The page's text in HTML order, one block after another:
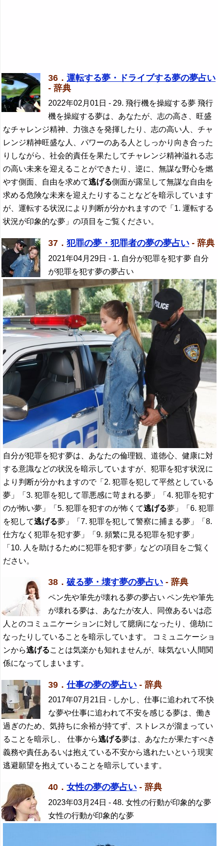
36． 運転する夢・ドライブする夢の夢占い
- 辞典
2022年02月01日 - 29. 飛行機を操縦する夢 飛行
機を操縦する夢は、あなたが、志の高さ、旺盛
なチャレンジ精神、力強さを発揮したり、志の高い人、チャ
レンジ精神旺盛な人、パワーのある人としっかり向き合った
りしながら、社会的責任を果たしてチャレンジ精神溢れる志
の高い未来を迎えることができたり、逆に、無謀な野心を燃
やす側面、自由を求めて逃げる側面が露呈して無謀な自由を
求める危険な未来を迎えたりすることなどを暗示しています
が、運転する状況により判断が分かれますので「1. 運転する
状況が印象的な夢」の項目をご覧ください。
37． 犯罪の夢・犯罪者の夢の夢占い - 辞典
2021年04月29日 - 1. 自分が犯罪を犯す夢 自分
が犯罪を犯す夢の夢占い
自分が犯罪を犯す夢は、あなたの倫理観、道徳心、健康に対
する意識などの状況を暗示していますが、犯罪を犯す状況に
より判断が分かれますので「2. 犯罪を犯して平然としている
夢」「3. 犯罪を犯して罪悪感に苛まれる夢」「4. 犯罪を犯す
のが怖い夢」「5. 犯罪を犯すのが怖くて逃げる夢」「6. 犯罪
を犯して逃げる夢」「7. 犯罪を犯して警察に捕まる夢」「8.
仕方なく犯罪を犯す夢」「9. 頻繁に見る犯罪を犯す夢」
「10. 人を助けるために犯罪を犯す夢」などの項目をご覧く
ださい。
38．破る夢・壊す夢の夢占い - 辞典
ペン先や筆先が壊れる夢の夢占い ペン先や筆先
が壊れる夢は、あなたが友人、同僚あるいは恋
人とのコミュニケーションに対して臆病になったり、億劫に
なったりしていることを暗示しています。 コミュニケーショ
ンから逃げることは気楽かも知れませんが、味気ない人間関
係になってしまいます。
39．仕事の夢の夢占い - 辞典
2017年07月21日 - しかし、仕事に追われて不快
な夢や仕事に追われて不安を感じる夢は、働き
過ぎのため、気持ちに余裕が持てず、ストレスが溜まってい
ることを暗示し、 仕事から逃げる夢は、あなたが果たすべき
義務や責任あるいは抱えている不安から逃れたいという現実
逃避願望を抱えていることを暗示しています。
40． 女性の夢の夢占い - 辞典
2023年03月24日 - 48. 女性の行動が印象的な夢
女性の行動が印象的な夢